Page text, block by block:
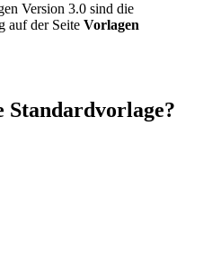
Version 3.0 sind die
auf der Seite Vorlagen
Standardvorlage?